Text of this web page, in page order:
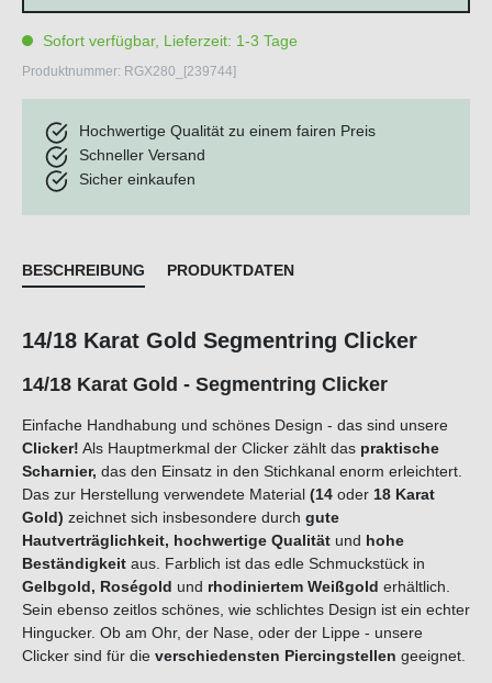
Sofort verfügbar, Lieferzeit: 1-3 Tage
Produktnummer: RGX280_[239744]
Hochwertige Qualität zu einem fairen Preis
Schneller Versand
Sicher einkaufen
BESCHREIBUNG PRODUKTDATEN
14/18 Karat Gold Segmentring Clicker
14/18 Karat Gold - Segmentring Clicker
Einfache Handhabung und schönes Design - das sind unsere
Clicker! Als Hauptmerkmal der Clicker zählt das praktische
Scharnier, das den Einsatz in den Stichkanal enorm erleichtert.
Das zur Herstellung verwendete Material (14 oder 18 Karat
Gold) zeichnet sich insbesondere durch gute
Hautverträglichkeit, hochwertige Qualität und hohe
Beständigkeit aus. Farblich ist das edle Schmuckstück in
Gelbgold, Roségold und rhodiniertem Weißgold erhältlich.
Sein ebenso zeitlos schönes, wie schlichtes Design ist ein echter
Hingucker. Ob am Ohr, der Nase, oder der Lippe - unsere
Clicker sind für die verschiedensten Piercingstellen geeignet.